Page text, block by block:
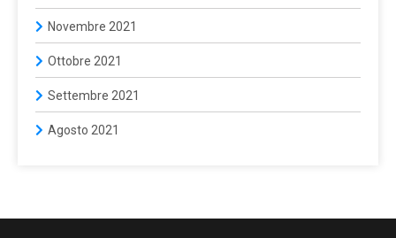
Novembre 2021
Ottobre 2021
Settembre 2021
Agosto 2021